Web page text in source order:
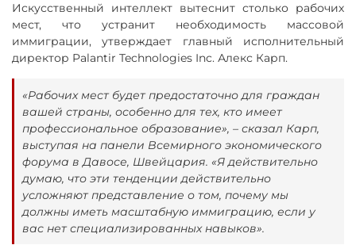
Искусственный интеллект вытеснит столько рабочих
мест, что устранит необходимость массовой
иммиграции, утверждает главный исполнительный
директор Palantir Technologies Inc. Алекс Карп.
«Рабочих мест будет предостаточно для граждан
вашей страны, особенно для тех, кто имеет
профессиональное образование», – сказал Карп,
выступая на панели Всемирного экономического
форума в Давосе, Швейцария. «Я действительно
думаю, что эти тенденции действительно
усложняют представление о том, почему мы
должны иметь масштабную иммиграцию, если у
вас нет специализированных навыков».